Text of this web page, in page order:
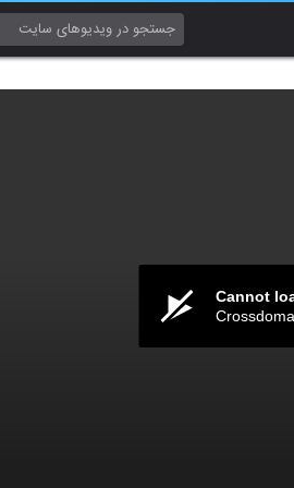
Cannot